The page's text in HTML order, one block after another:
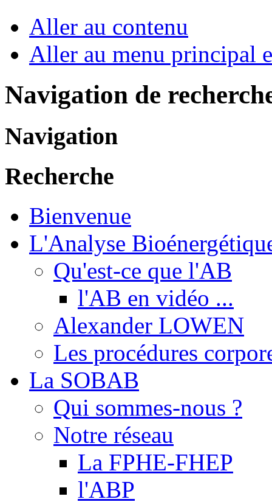
Aller au contenu
Aller au menu principal
Navigation de
Navigation
Recherche
Bienvenue
L'Analyse
Qu'est-ce que l'AB
l'AB en vidéo ...
Alexander LOWEN
Les procédures
La SOBAB
Qui sommes-nous ?
Notre réseau
La FPHE-FHEP
l'ABP